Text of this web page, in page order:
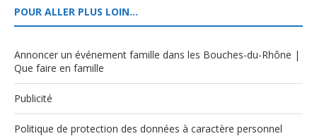
POUR ALLER PLUS LOIN…
Annoncer un événement famille dans les Bouches-du-Rhône |
Que faire en famille
Publicité
Politique de protection des données à caractère personnel